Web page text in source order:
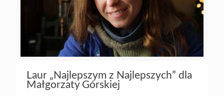
Laur „Najlepszym z Najlepszych” dla
Małgorzaty Górskiej